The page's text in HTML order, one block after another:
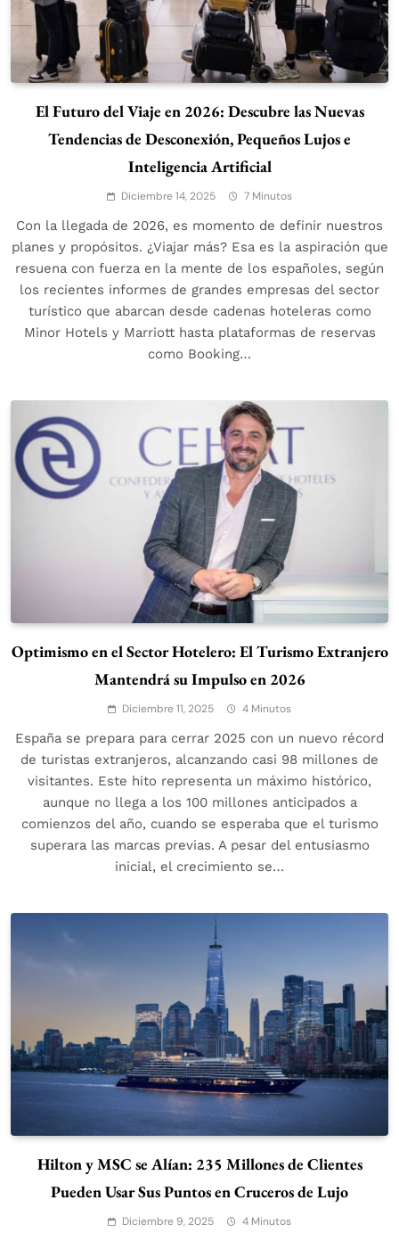
El Futuro del Viaje en 2026: Descubre las Nuevas
Tendencias de Desconexión, Pequeños Lujos e
Inteligencia Artificial
Diciembre 14, 2025 7 Minutos
Con la llegada de 2026, es momento de definir nuestros
planes y propósitos. ¿Viajar más? Esa es la aspiración que
resuena con fuerza en la mente de los españoles, según
los recientes informes de grandes empresas del sector
turístico que abarcan desde cadenas hoteleras como
Minor Hotels y Marriott hasta plataformas de reservas
como Booking…
Optimismo en el Sector Hotelero: El Turismo Extranjero
Mantendrá su Impulso en 2026
Diciembre 11, 2025 4 Minutos
España se prepara para cerrar 2025 con un nuevo récord
de turistas extranjeros, alcanzando casi 98 millones de
visitantes. Este hito representa un máximo histórico,
aunque no llega a los 100 millones anticipados a
comienzos del año, cuando se esperaba que el turismo
superara las marcas previas. A pesar del entusiasmo
inicial, el crecimiento se…
Hilton y MSC se Alían: 235 Millones de Clientes
Pueden Usar Sus Puntos en Cruceros de Lujo
Diciembre 9, 2025 4 Minutos